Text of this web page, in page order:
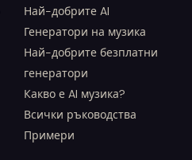
Най-добрите AI
Генератори на музика
Най-добрите безплатни
генератори
Какво е AI музика?
Всички ръководства
Примери